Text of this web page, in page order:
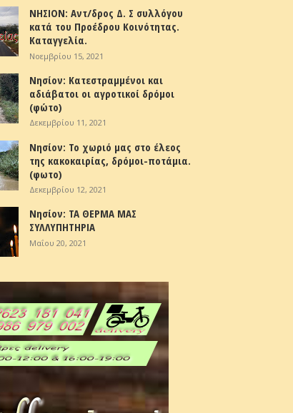
ΝΗΣΙΟΝ: Αντ/δρος Δ. Σ συλλόγου
κατά του Προέδρου Κοινότητας.
Καταγγελία.
Νοεμβρίου 15, 2021
Νησίον: Κατεστραμμένοι και
αδιάβατοι οι αγροτικοί δρόμοι
(φώτο)
Δεκεμβρίου 11, 2021
Νησίον: Το χωριό μας στο έλεος
της κακοκαιρίας, δρόμοι-ποτάμια.
(φωτο)
Δεκεμβρίου 12, 2021
Νησίον: ΤΑ ΘΕΡΜΑ ΜΑΣ
ΣΥΛΛΥΠΗΤΗΡΙΑ
Μαΐου 20, 2021